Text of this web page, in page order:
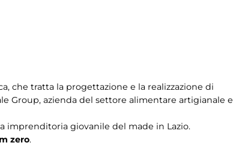
che tratta la progettazione e la realizzazione di
Group, azienda del settore alimentare artigianale e
imprenditoria giovanile del made in Lazio.
zero.